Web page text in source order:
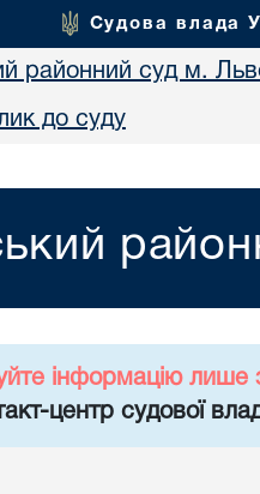
Судова влада
районний суд м.
до суду
інформацію лише
центр судової